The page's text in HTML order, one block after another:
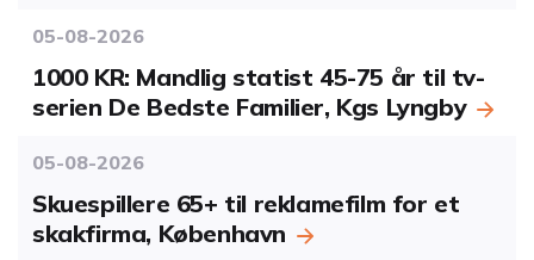
05-08-2026
1000 KR: Mandlig statist 45-75 år til tv-
serien De Bedste Familier, Kgs Lyngby
05-08-2026
Skuespillere 65+ til reklamefilm for et
skakfirma, København